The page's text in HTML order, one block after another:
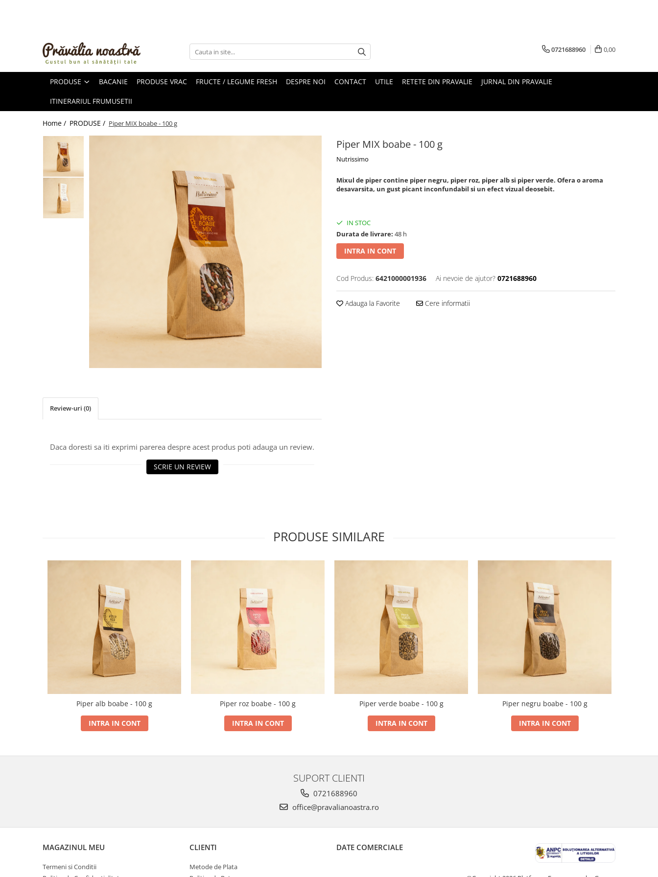
ULEIURI ȘI UNTURI
FRUCTE DESHIDRATATE
ÎNDULCITORI NATURALI / MIERE
FRUCTE LA CONSERVĂ
OȚETURI ȘI SOSURI
FĂINĂ FĂRĂ GLUTEN
BĂUTURI / LAPTE VEGETAL
OREZ ȘI CEREALE
TOATE PRODUSELE
0721688960 0,00
PRODUSE BACANIE PRODUSE VRAC FRUCTE / LEGUME FRESH DESPRE NOI CONTACT UTILE RETETE DIN PRAVALIE JURNAL DIN PRAVALIE
ITINERARIUL FRUMUSETII
Home / PRODUSE / Piper MIX boabe - 100 g
Piper MIX boabe - 100 g
Nutrissimo
Mixul de piper contine piper negru, piper roz, piper alb si piper verde. Ofera o aroma
desavarsita, un gust picant inconfundabil si un efect vizual deosebit.
IN STOC
Durata de livrare: 48 h
INTRA IN CONT
Cod Produs: 6421000001936 Ai nevoie de ajutor? 0721688960
Adauga la Favorite Cere informatii
Review-uri (0)
Daca doresti sa iti exprimi parerea despre acest produs poti adauga un review.
SCRIE UN REVIEW
PRODUSE SIMILARE
Piper alb boabe - 100 g
INTRA IN CONT
Piper roz boabe - 100 g
INTRA IN CONT
Piper verde boabe - 100 g
INTRA IN CONT
Piper negru boabe - 100 g
INTRA IN CONT
SUPORT CLIENTI
0721688960
office@pravalianoastra.ro
MAGAZINUL MEU
Termeni si Conditii
CLIENTI
Metode de Plata
DATE COMERCIALE